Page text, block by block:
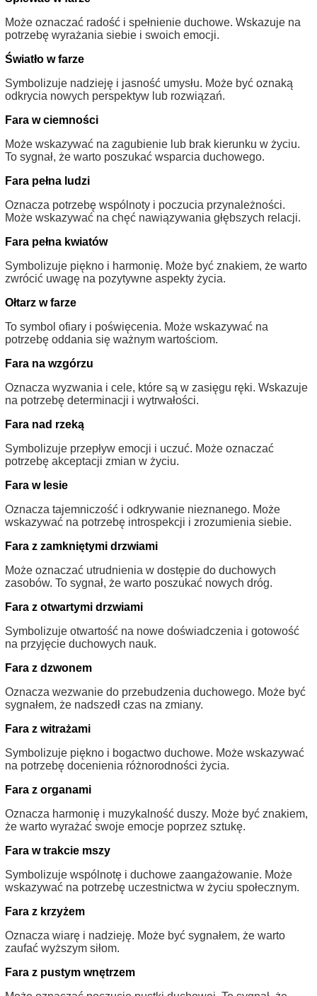
Może oznaczać radość i spełnienie duchowe. Wskazuje na
potrzebę wyrażania siebie i swoich emocji.
Światło w farze
Symbolizuje nadzieję i jasność umysłu. Może być oznaką
odkrycia nowych perspektyw lub rozwiązań.
Fara w ciemności
Może wskazywać na zagubienie lub brak kierunku w życiu.
To sygnał, że warto poszukać wsparcia duchowego.
Fara pełna ludzi
Oznacza potrzebę wspólnoty i poczucia przynależności.
Może wskazywać na chęć nawiązywania głębszych relacji.
Fara pełna kwiatów
Symbolizuje piękno i harmonię. Może być znakiem, że warto
zwrócić uwagę na pozytywne aspekty życia.
Ołtarz w farze
To symbol ofiary i poświęcenia. Może wskazywać na
potrzebę oddania się ważnym wartościom.
Fara na wzgórzu
Oznacza wyzwania i cele, które są w zasięgu ręki. Wskazuje
na potrzebę determinacji i wytrwałości.
Fara nad rzeką
Symbolizuje przepływ emocji i uczuć. Może oznaczać
potrzebę akceptacji zmian w życiu.
Fara w lesie
Oznacza tajemniczość i odkrywanie nieznanego. Może
wskazywać na potrzebę introspekcji i zrozumienia siebie.
Fara z zamkniętymi drzwiami
Może oznaczać utrudnienia w dostępie do duchowych
zasobów. To sygnał, że warto poszukać nowych dróg.
Fara z otwartymi drzwiami
Symbolizuje otwartość na nowe doświadczenia i gotowość
na przyjęcie duchowych nauk.
Fara z dzwonem
Oznacza wezwanie do przebudzenia duchowego. Może być
sygnałem, że nadszedł czas na zmiany.
Fara z witrażami
Symbolizuje piękno i bogactwo duchowe. Może wskazywać
na potrzebę docenienia różnorodności życia.
Fara z organami
Oznacza harmonię i muzykalność duszy. Może być znakiem,
że warto wyrażać swoje emocje poprzez sztukę.
Fara w trakcie mszy
Symbolizuje wspólnotę i duchowe zaangażowanie. Może
wskazywać na potrzebę uczestnictwa w życiu społecznym.
Fara z krzyżem
Oznacza wiarę i nadzieję. Może być sygnałem, że warto
zaufać wyższym siłom.
Fara z pustym wnętrzem